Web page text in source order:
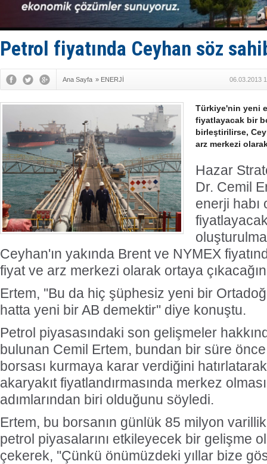
Dron
'REGAL 1'
Gemide 5
Rus
Petrol fiyatında Ceyhan söz
Ana Sayfa » ENERJİ 06.03.2013
Türkiye'nin yeni
fiyatlayacak bir
birleştirilirse,
arz merkezi
Hazar
Dr. Cemil
enerji habı
Ceyhan'ın yakında Brent ve NYMEX
fiyat ve arz merkezi olarak ortaya
Ertem, ''Bu da hiç şüphesiz yeni bir
hatta yeni bir AB demektir'' diye konuştu.
Petrol piyasasındaki son gelişmeler
bulunan Cemil Ertem, bundan bir süre
borsası kurmaya karar verdiğini
akaryakıt fiyatlandırmasında merkez
adımlarından biri olduğunu söyledi.
Ertem, bu borsanın günlük 85 milyon
petrol piyasalarını etkileyecek bir gelişme
çekerek, ''Çünkü önümüzdeki yıllar bize